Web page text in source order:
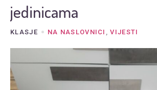
jedinicama
KLASJE NA NASLOVNICI ,VIJESTI